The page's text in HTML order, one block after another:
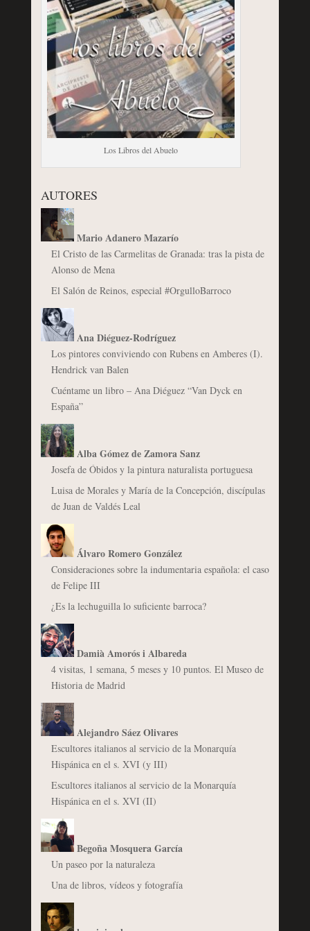
Los Libros del Abuelo
AUTORES
Mario Adanero Mazarío
El Cristo de las Carmelitas de Granada: tras la pista de
Alonso de Mena
El Salón de Reinos, especial #OrgulloBarroco
Ana Diéguez-Rodríguez
Los pintores conviviendo con Rubens en Amberes (I).
Hendrick van Balen
Cuéntame un libro – Ana Diéguez “Van Dyck en
España”
Alba Gómez de Zamora Sanz
Josefa de Óbidos y la pintura naturalista portuguesa
Luisa de Morales y María de la Concepción, discípulas
de Juan de Valdés Leal
Álvaro Romero González
Consideraciones sobre la indumentaria española: el caso
de Felipe III
¿Es la lechuguilla lo suficiente barroca?
Damià Amorós i Albareda
4 visitas, 1 semana, 5 meses y 10 puntos. El Museo de
Historia de Madrid
Alejandro Sáez Olivares
Escultores italianos al servicio de la Monarquía
Hispánica en el s. XVI (y III)
Escultores italianos al servicio de la Monarquía
Hispánica en el s. XVI (II)
Begoña Mosquera García
Un paseo por la naturaleza
Una de libros, vídeos y fotografía